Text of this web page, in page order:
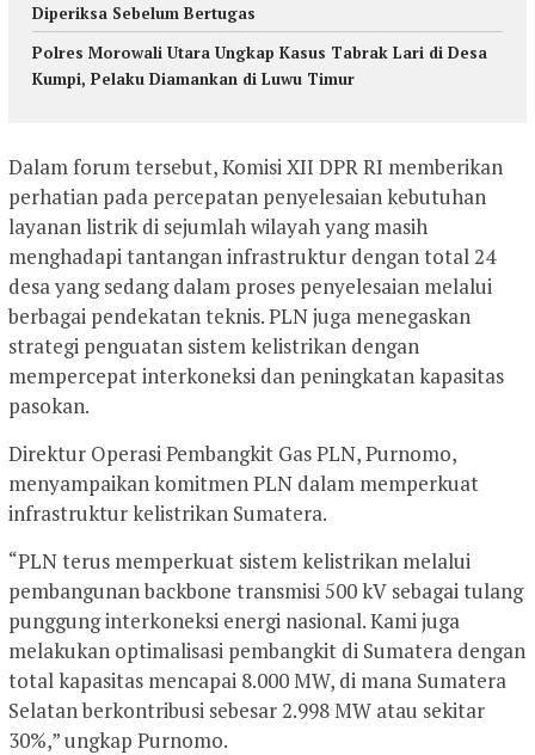
Diperiksa Sebelum Bertugas
Polres Morowali Utara Ungkap Kasus Tabrak Lari di Desa
Kumpi, Pelaku Diamankan di Luwu Timur
Dalam forum tersebut, Komisi XII DPR RI memberikan
perhatian pada percepatan penyelesaian kebutuhan
layanan listrik di sejumlah wilayah yang masih
menghadapi tantangan infrastruktur dengan total 24
desa yang sedang dalam proses penyelesaian melalui
berbagai pendekatan teknis. PLN juga menegaskan
strategi penguatan sistem kelistrikan dengan
mempercepat interkoneksi dan peningkatan kapasitas
pasokan.
Direktur Operasi Pembangkit Gas PLN, Purnomo,
menyampaikan komitmen PLN dalam memperkuat
infrastruktur kelistrikan Sumatera.
“PLN terus memperkuat sistem kelistrikan melalui
pembangunan backbone transmisi 500 kV sebagai tulang
punggung interkoneksi energi nasional. Kami juga
melakukan optimalisasi pembangkit di Sumatera dengan
total kapasitas mencapai 8.000 MW, di mana Sumatera
Selatan berkontribusi sebesar 2.998 MW atau sekitar
30%,” ungkap Purnomo.